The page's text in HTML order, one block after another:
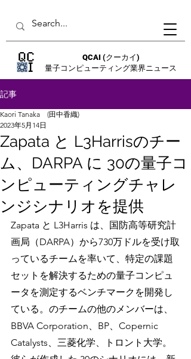
QCAI (クーカイ)
量子コンピューティング業界ニュース
記事
Zapata と L3Harrisのチー
ム、DARPA に 30の量子コ
ンピューティングチャレ
ンジシナリオを提供
Kaori Tanaka (田中香織)
2023年5月14日
Zapata と L3Harris は、国防高等研究計
画局（DARPA）から730万ドルを受け取
っているチームを率いて、特定の課題
セットを解決するための量子コンピュ
ータを測定するベンチマークを開発し
ている。のチームの他のメンバーは、
BBVA Corporation、BP、Copernic
Catalysts、三菱化学、トロント大学。